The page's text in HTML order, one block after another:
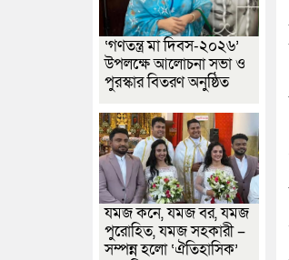
‘গণতন্ত্র মা দিবস-২০২৬’
উপলক্ষে আলোচনা সভা ও
পুরস্কার বিতরণ অনুষ্ঠিত
যমজ কনে, যমজ বর, যমজ
পুরোহিত, যমজ সহকারী –
সম্পন্ন হলো ‘ঐতিহাসিক’